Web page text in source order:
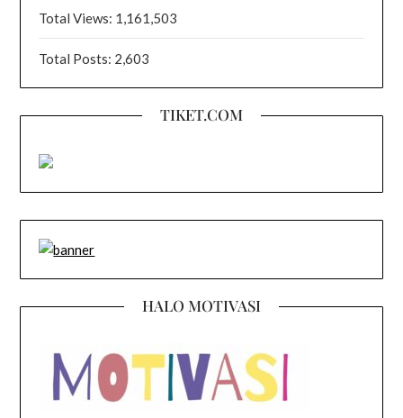
Total Views: 1,161,503
Total Posts: 2,603
TIKET.COM
HALO MOTIVASI